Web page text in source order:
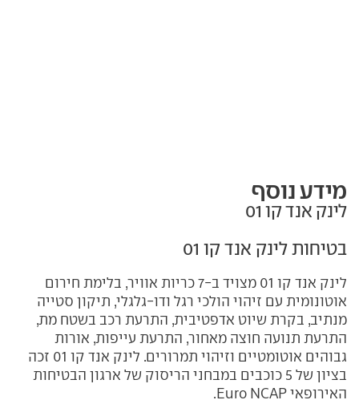
מידע נוסף
לינק אנד קו 01
בטיחות לינק אנד קו 01
לינק אנד קו 01 מצויד ב-7 כריות אוויר, בלימת חירום
אוטונומית עם זיהוי הולכי רגל ודו-גלגלי, תיקון סטייה
מנתיב, בקרת שיוט אדפטיבית, התרעת רכב בשטח מת,
התרעת תנועה חוצה מאחור, התרעת עייפות, אורות
גבוהים אוטומטיים וזיהוי תמרורים. לינק אנד קו 01 זכה
בציון של 5 כוכבים במבחני הריסוק של ארגון הבטיחות
האירופאי Euro NCAP.